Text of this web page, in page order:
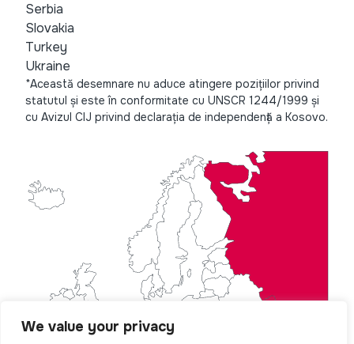
We value your privacy
Serbia
Slovakia
Turkey
Ukraine
*Această desemnare nu aduce atingere pozițiilor privind
statutul și este în conformitate cu UNSCR 1244/1999 și
cu Avizul CIJ privind declarația de independență a Kosovo.